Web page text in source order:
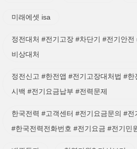
미래에셋 isa
정전대처 #전기고장 #차단기 #전기안
비상대처
정전신고 #한전앱 #전기고장대처법 #한
시백 #전기요금납부 #전력문제
한국전력 #고객센터 #전기요금문의 #
#한국전력전화번호 #전기요금 #전기민